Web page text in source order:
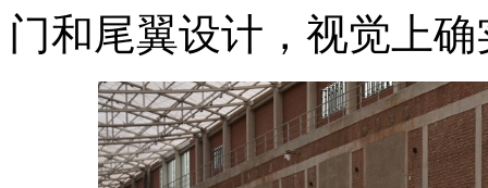
门和尾翼设计，视觉上